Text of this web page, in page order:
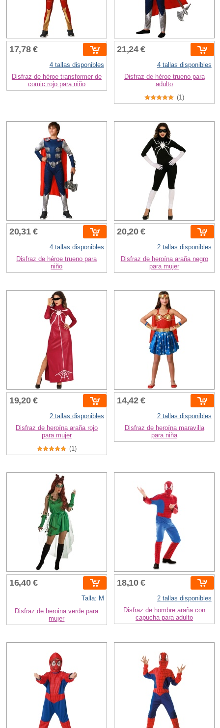
17,78 €
4 tallas disponibles
Disfraz de héroe transformer de
comic rojo para niño
21,24 €
4 tallas disponibles
Disfraz de héroe trueno para
adulto
(1)
20,31 €
4 tallas disponibles
Disfraz de héroe trueno para
niño
20,20 €
2 tallas disponibles
Disfraz de heroína araña negro
para mujer
19,20 €
2 tallas disponibles
Disfraz de heroína araña rojo
para mujer
(1)
14,42 €
2 tallas disponibles
Disfraz de heroína maravilla
para niña
16,40 €
Talla: M
Disfraz de heroina verde para
mujer
18,10 €
2 tallas disponibles
Disfraz de hombre araña con
capucha para adulto